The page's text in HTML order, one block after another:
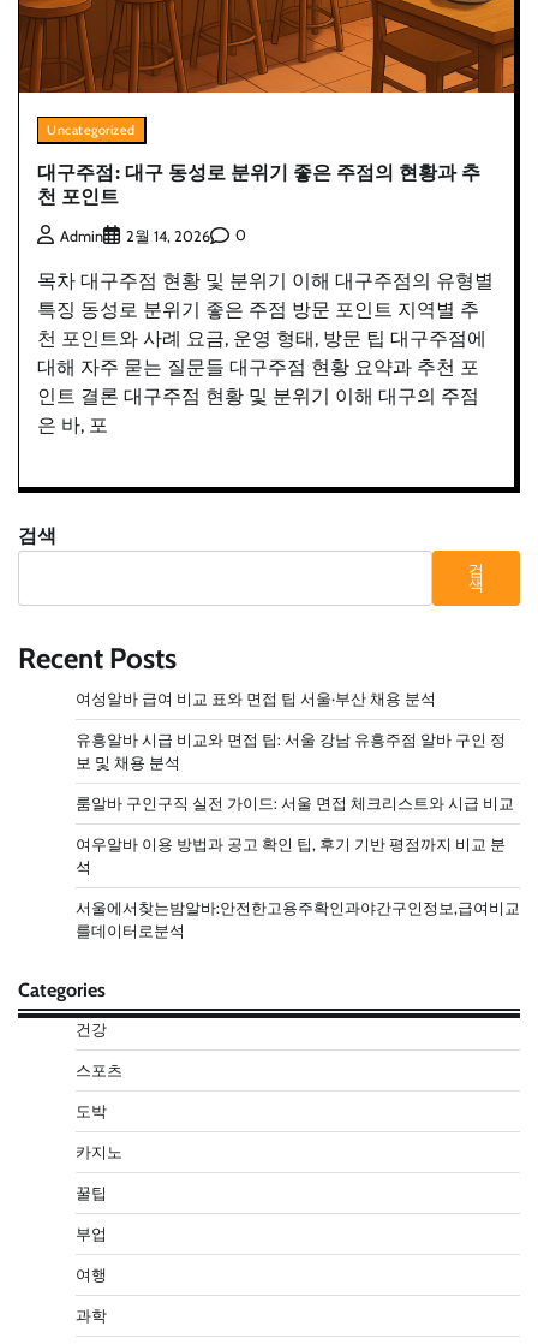
Uncategorized
대구주점: 대구 동성로 분위기 좋은 주점의 현황과 추
천 포인트
Admin 2월 14, 2026 0
목차 대구주점 현황 및 분위기 이해 대구주점의 유형별
특징 동성로 분위기 좋은 주점 방문 포인트 지역별 추
천 포인트와 사례 요금, 운영 형태, 방문 팁 대구주점에
대해 자주 묻는 질문들 대구주점 현황 요약과 추천 포
인트 결론 대구주점 현황 및 분위기 이해 대구의 주점
은 바, 포
검색
검
색
Recent Posts
여성알바 급여 비교 표와 면접 팁 서울·부산 채용 분석
유흥알바 시급 비교와 면접 팁: 서울 강남 유흥주점 알바 구인 정
보 및 채용 분석
룸알바 구인구직 실전 가이드: 서울 면접 체크리스트와 시급 비교
여우알바 이용 방법과 공고 확인 팁, 후기 기반 평점까지 비교 분
석
서울에서찾는밤알바:안전한고용주확인과야간구인정보,급여비교
를데이터로분석
Categories
건강
스포츠
도박
카지노
꿀팁
부업
여행
과학